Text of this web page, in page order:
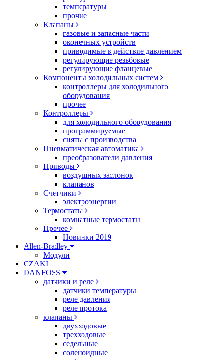
температуры
прочие
Клапаны
газовые и запасные части
оконечных устройств
приводимые в действие давлением
регулирующие резьбовые
регулирующие фланцевые
Компоненты холодильных систем
контроллеры для холодильного
оборудования
прочее
Контроллеры
для холодильного оборудования
программируемые
сняты с производства
Пневматическая автоматика
преобразователи давления
Приводы
воздушных заслонок
клапанов
Счетчики
электроэнергии
Термостаты
комнатные термостаты
Прочее
Новинки 2019
Allen-Bradley
Модули
CZAKI
DANFOSS
датчики и реле
датчики температуры
реле давления
реле протока
клапаны
двухходовые
трехходовые
седельные
соленоидные